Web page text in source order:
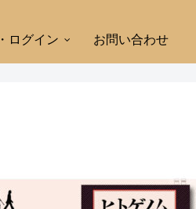
ログイン お問い合わせ